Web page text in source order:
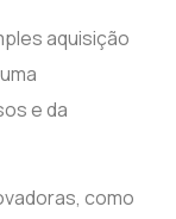
aquisição
e da
como